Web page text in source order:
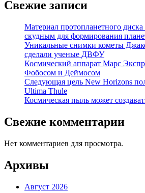
Свежие записи
Материал протопланетного
скудным для формирования
Уникальные снимки кометы
сделали ученые ДВФУ
Космический аппарат Марс
Фобосом и Деймосом
Следующая цель New Horizons
Ultima Thule
Космическая пыль может
Свежие комментарии
Нет комментариев для просмотра.
Архивы
Август 2026